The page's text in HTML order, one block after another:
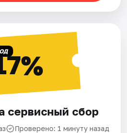
сервисный сбор
Проверено: 1 минуту назад